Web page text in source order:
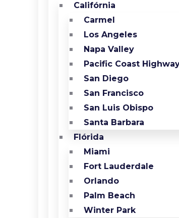
Califórnia
Carmel
Los Angeles
Napa Valley
Pacific Coast
San Diego
San Francisco
San Luis Obispo
Santa Barbara
Flórida
Miami
Fort Lauderdale
Orlando
Palm Beach
Winter Park